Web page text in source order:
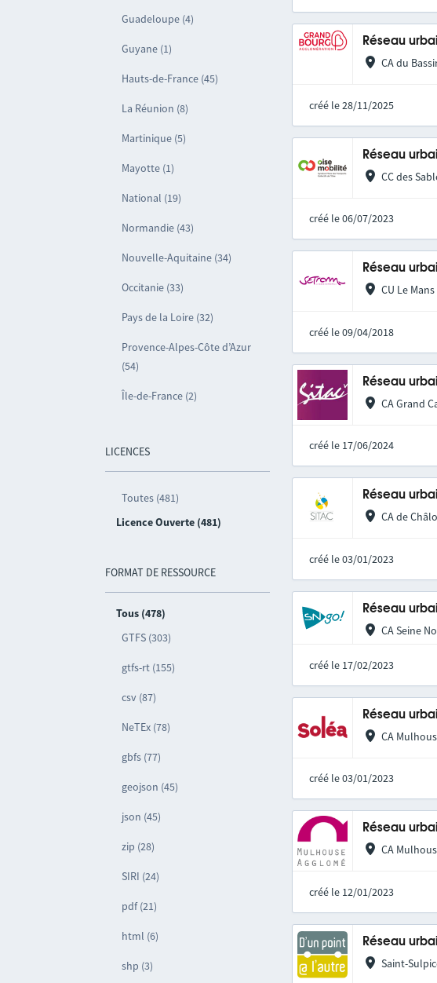
Guadeloupe (4)
Guyane (1)
Hauts-de-France (45)
La Réunion (8)
Martinique (5)
Mayotte (1)
National (19)
Normandie (43)
Nouvelle-Aquitaine (34)
Occitanie (33)
Pays de la Loire (32)
Provence-Alpes-Côte d’Azur
(54)
Île-de-France (2)
LICENCES
Toutes (481)
Licence Ouverte (481)
FORMAT DE RESSOURCE
Tous (478)
GTFS (303)
gtfs-rt (155)
csv (87)
NeTEx (78)
gbfs (77)
geojson (45)
json (45)
zip (28)
SIRI (24)
pdf (21)
html (6)
shp (3)
Réseau
CA du
créé le 28/11/2025
Réseau
CC des
créé le 06/07/2023
Réseau
CU Le
créé le 09/04/2018
Réseau
CA Grand
créé le 17/06/2024
Réseau
CA de
créé le 03/01/2023
Réseau
CA Seine
créé le 17/02/2023
Réseau
CA
créé le 03/01/2023
Réseau
CA
créé le 12/01/2023
Réseau
Saint-